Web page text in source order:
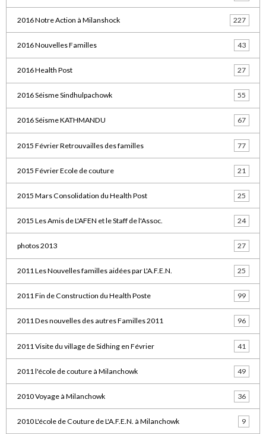
2016 Notre Action à Milanshock 227
2016 Nouvelles Familles 43
2016 Health Post 27
2016 Séisme Sindhulpachowk 55
2016 Séisme KATHMANDU 67
2015 Février Retrouvailles des familles 77
2015 Février Ecole de couture 21
2015 Mars Consolidation du Health Post 25
2015 Les Amis de L'AFEN et le Staff de l'Assoc. 24
photos 2013 27
2011 Les Nouvelles familles aidées par L'A.F.E.N. 25
2011 Fin de Construction du Health Poste 99
2011 Des nouvelles des autres Familles 2011 96
2011 Visite du village de Sidhing en Février 41
2011 l'école de couture à Milanchowk 49
2010 Voyage à Milanchowk 36
2010 L'école de Couture de L'A.F.E.N. à Milanchowk 9